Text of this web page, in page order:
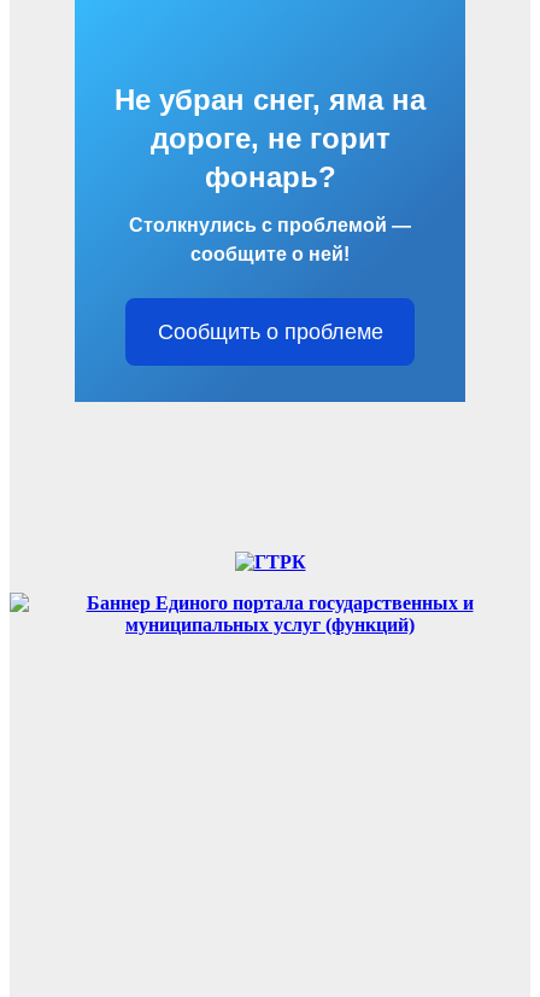
Не убран снег, яма на
дороге, не горит
фонарь?
Столкнулись с проблемой —
сообщите о ней!
Сообщить о проблеме